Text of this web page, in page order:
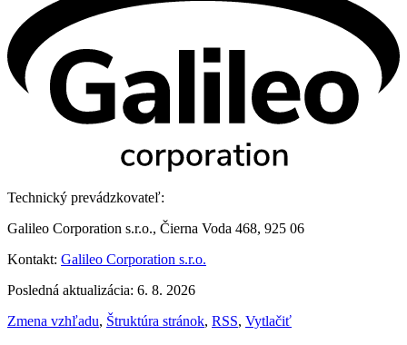
Technický prevádzkovateľ:
Galileo Corporation s.r.o., Čierna Voda 468, 925 06
Kontakt: Galileo Corporation s.r.o.
Posledná aktualizácia: 6. 8. 2026
Zmena vzhľadu, Štruktúra stránok, RSS, Vytlačiť